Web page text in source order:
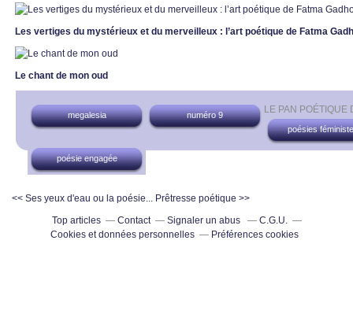
Les vertiges du mystérieux et du merveilleux : l’art poétique de Fatma
Le chant de mon oud
LE PAN POÉTIQUE
megalesia
numéro 9
poésies
poésie engagée
<< Ses yeux d'eau ou la poésie...
Prêtresse poétique >>
Top articles
Contact Signaler un abus
C.G.U.
Cookies et données personnelles
Préférences cookies